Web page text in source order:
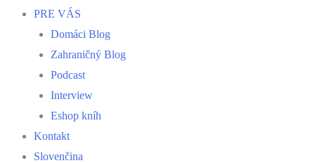
PRE VÁS
Domáci Blog
Zahraničný Blog
Podcast
Interview
Eshop kníh
Kontakt
Slovenčina